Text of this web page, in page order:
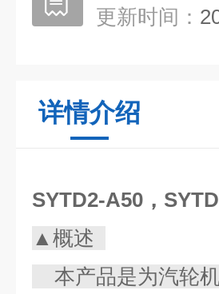
更新时间：
详情介绍
SYTD2-A50，
▲概述
本产品是为汽轮